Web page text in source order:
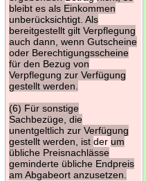
bleibt es als Einkommen
unberücksichtigt. Als
bereitgestellt gilt Verpflegung
auch dann, wenn Gutscheine
oder Berechtigungsscheine
für den Bezug von
Verpflegung zur Verfügung
gestellt werden.
(6) Für sonstige
Sachbezüge, die
unentgeltlich zur Verfügung
gestellt werden, ist der um
übliche Preisnachlässe
geminderte übliche Endpreis
am Abgabeort anzusetzen.